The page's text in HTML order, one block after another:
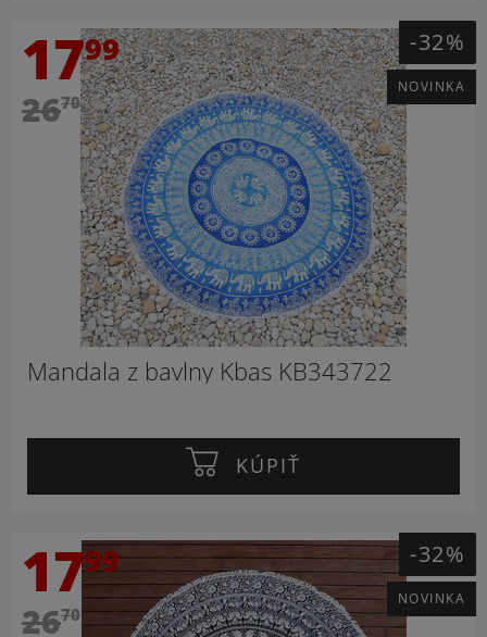
1799
2670
-32%
NOVINKA
Mandala z bavlny Kbas KB343722
KÚPIŤ
1799
2670
-32%
NOVINKA